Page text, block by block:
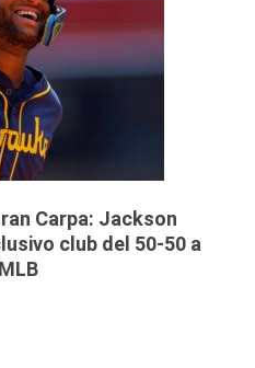
Carpa: Jackson
club del 50-50 a